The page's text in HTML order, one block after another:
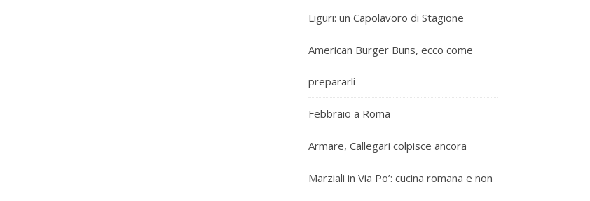
Liguri: un Capolavoro di Stagione
American Burger Buns, ecco come
prepararli
Febbraio a Roma
Armare, Callegari colpisce ancora
Marziali in Via Po’: cucina romana e non